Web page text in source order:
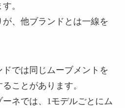
。
、他ブランドとは一線を
では同じムーブメントを
ことがあります。
ネでは、1モデルごとにム